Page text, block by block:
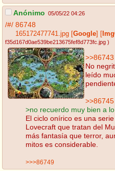
Anónimo 05/05/22 04:26
/#/ 86748
165172477741.jpg Google
f35d167d0ae539be213675fef8d773fc.jpg )
>>86743
No
leído
>>86745
>no recuerdo muy bien a
El ciclo onírico es una
Lovecraft que tratan del
más fantasía que terror,
mitos es considerable.
>>>86749